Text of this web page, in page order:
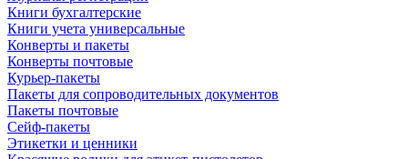
Книги бухгалтерские
Книги учета универсальные
Конверты и пакеты
Конверты почтовые
Курьер-пакеты
Пакеты для сопроводительных документов
Пакеты почтовые
Сейф-пакеты
Этикетки и ценники